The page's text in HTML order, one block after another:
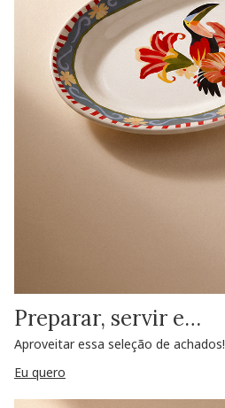
Preparar, servir e…
Aproveitar essa seleção de achados!
Eu quero